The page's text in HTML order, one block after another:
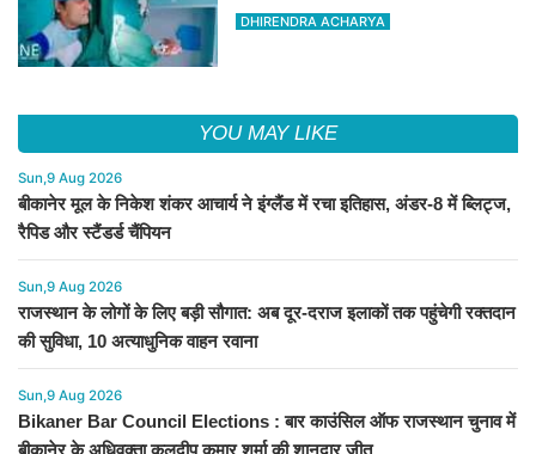
VIDEO वायरल
DHIRENDRA ACHARYA
YOU MAY LIKE
Sun,9 Aug 2026
बीकानेर मूल के निकेश शंकर आचार्य ने इंग्लैंड में रचा इतिहास, अंडर-8 में ब्लिट्ज,
रैपिड और स्टैंडर्ड चैंपियन
Sun,9 Aug 2026
राजस्थान के लोगों के लिए बड़ी सौगात: अब दूर-दराज इलाकों तक पहुंचेगी रक्तदान
की सुविधा, 10 अत्याधुनिक वाहन रवाना
Sun,9 Aug 2026
Bikaner Bar Council Elections : बार काउंसिल ऑफ राजस्थान चुनाव में